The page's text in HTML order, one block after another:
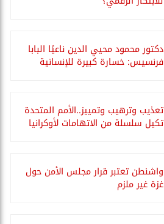
دكتور محمود محيي الدين ناعيًا البابا
فرنسيس: خسارة كبيرة للإنسانية
تعذيب وترهيب وتمييز..الأمم المتحدة
تكيل سلسلة من الاتهامات لأوكرانيا
واشنطن تعتبر قرار مجلس الأمن حول
غزة غير ملزم